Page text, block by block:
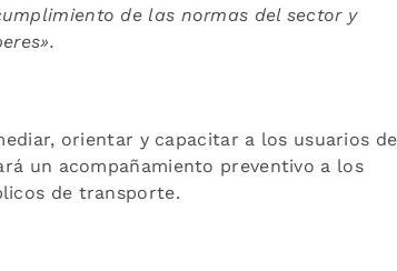
de las normas del sector y
orientar y capacitar a los usuarios de
un acompañamiento preventivo a los
de transporte.